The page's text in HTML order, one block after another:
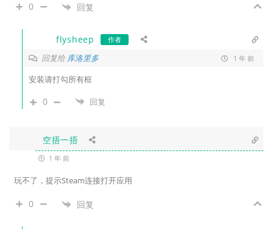
0 回复
flysheep 作者
回复给库洛里多 1 年 前
安装请打勾所有框
0 回复
空捂一捂
1 年 前
玩不了，提示Steam连接打开应用
0 回复